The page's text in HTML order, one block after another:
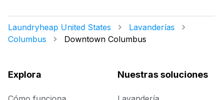
Laundryheap United States
Lavanderías
Columbus
Downtown Columbus
Explora Nuestras soluciones